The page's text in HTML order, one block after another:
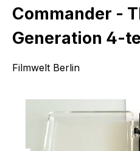
Commander -
Generation 4-
Filmwelt Berlin